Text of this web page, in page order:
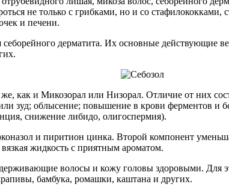
не только с грибками, но и со
и печени.
дерматита. Их основные действующие
же, как и Микозорал или Низорал. Отличие от них
зуд; облысение; повышение в крови ферментов
снижение либидо, олигоспермия).
и пиритион цинка. Второй компонент
жидкость с приятным ароматом.
волосы и кожу головы здоровыми. Для
бамбука, ромашки, каштана и других.